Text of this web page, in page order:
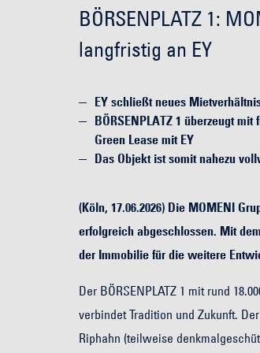
BÖRSENPLATZ 1:
langfristig an EY
EY schließt neues
BÖRSENPLATZ 1 überzeugt
Green Lease mit EY
Das Objekt ist somit nahezu
(Köln, 17.06.2026) Die MOMENI
erfolgreich abgeschlossen. Mit
der Immobilie für die weitere
Der BÖRSENPLATZ 1 mit rund
verbindet Tradition und Zukunft.
Riphahn (teilweise